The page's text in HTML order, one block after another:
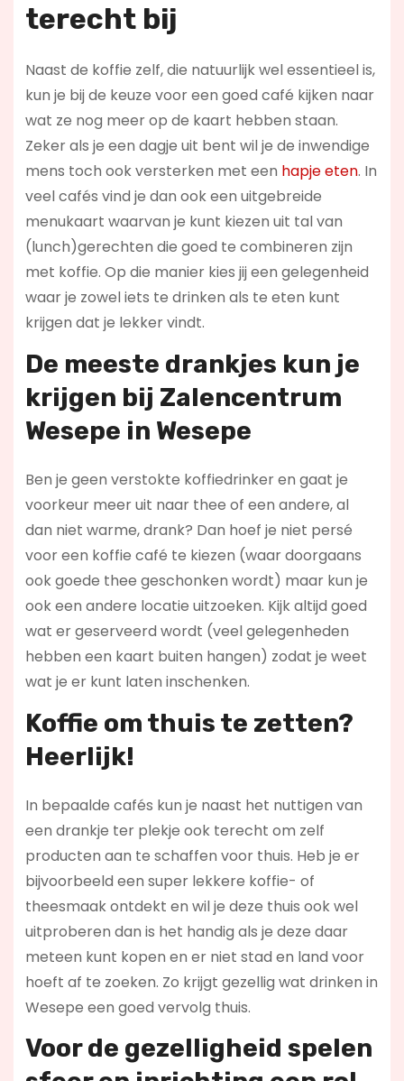
terecht bij
Naast de koffie zelf, die natuurlijk wel essentieel is,
kun je bij de keuze voor een goed café kijken naar
wat ze nog meer op de kaart hebben staan.
Zeker als je een dagje uit bent wil je de inwendige
mens toch ook versterken met een hapje eten. In
veel cafés vind je dan ook een uitgebreide
menukaart waarvan je kunt kiezen uit tal van
(lunch)gerechten die goed te combineren zijn
met koffie. Op die manier kies jij een gelegenheid
waar je zowel iets te drinken als te eten kunt
krijgen dat je lekker vindt.
De meeste drankjes kun je
krijgen bij Zalencentrum
Wesepe in Wesepe
Ben je geen verstokte koffiedrinker en gaat je
voorkeur meer uit naar thee of een andere, al
dan niet warme, drank? Dan hoef je niet persé
voor een koffie café te kiezen (waar doorgaans
ook goede thee geschonken wordt) maar kun je
ook een andere locatie uitzoeken. Kijk altijd goed
wat er geserveerd wordt (veel gelegenheden
hebben een kaart buiten hangen) zodat je weet
wat je er kunt laten inschenken.
Koffie om thuis te zetten?
Heerlijk!
In bepaalde cafés kun je naast het nuttigen van
een drankje ter plekje ook terecht om zelf
producten aan te schaffen voor thuis. Heb je er
bijvoorbeeld een super lekkere koffie- of
theesmaak ontdekt en wil je deze thuis ook wel
uitproberen dan is het handig als je deze daar
meteen kunt kopen en er niet stad en land voor
hoeft af te zoeken. Zo krijgt gezellig wat drinken in
Wesepe een goed vervolg thuis.
Voor de gezelligheid spelen